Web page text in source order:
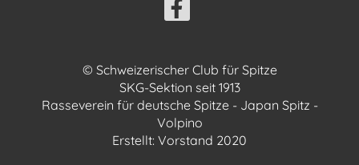
© Schweizerischer Club für Spitze
SKG-Sektion seit 1913
Rasseverein für deutsche Spitze - Japan Spitz -
Volpino
Erstellt: Vorstand 2020